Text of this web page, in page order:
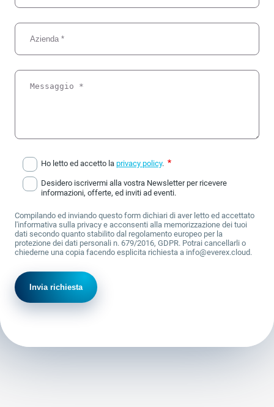
Azienda
Messaggio
Ho letto ed accetto la privacy policy.
Desidero iscrivermi alla vostra Newsletter per ricevere
informazioni, offerte, ed inviti ad eventi.
Compilando ed inviando questo form dichiari di aver letto ed accettato
l'informativa sulla privacy e acconsenti alla memorizzazione dei tuoi
dati secondo quanto stabilito dal regolamento europeo per la
protezione dei dati personali n. 679/2016, GDPR. Potrai cancellarli o
chiederne una copia facendo esplicita richiesta a info@everex.cloud.